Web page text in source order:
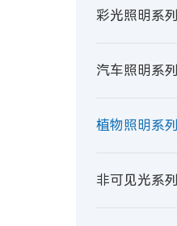
彩光照明系列
汽车照明系列
植物照明系列
非可见光系列